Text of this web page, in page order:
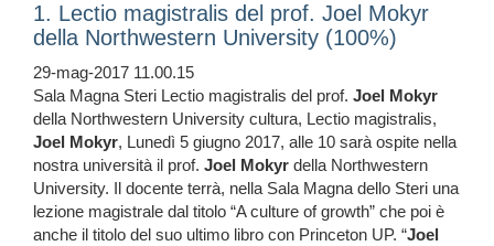
1. Lectio magistralis del prof. Joel Mokyr
della Northwestern University (100%)
29-mag-2017 11.00.15
Sala Magna Steri Lectio magistralis del prof. Joel Mokyr
della Northwestern University cultura, Lectio magistralis,
Joel Mokyr, Lunedì 5 giugno 2017, alle 10 sarà ospite nella
nostra università il prof. Joel Mokyr della Northwestern
University. Il docente terrà, nella Sala Magna dello Steri una
lezione magistrale dal titolo “A culture of growth” che poi è
anche il titolo del suo ultimo libro con Princeton UP. “Joel